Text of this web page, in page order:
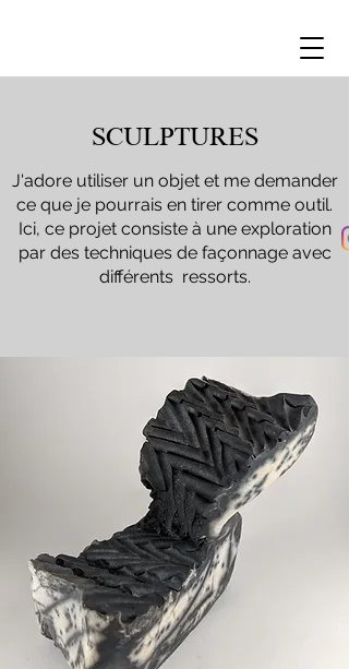
SCULPTURES
J'adore utiliser un objet et me demander
ce que je pourrais en tirer comme outil.
Ici, ce projet consiste à une exploration
par des techniques de façonnage avec
différents ressorts.